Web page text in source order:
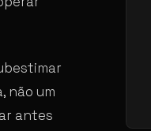
não um
antes